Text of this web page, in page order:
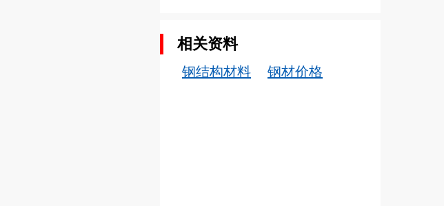
相关资料
钢结构材料 钢材价格